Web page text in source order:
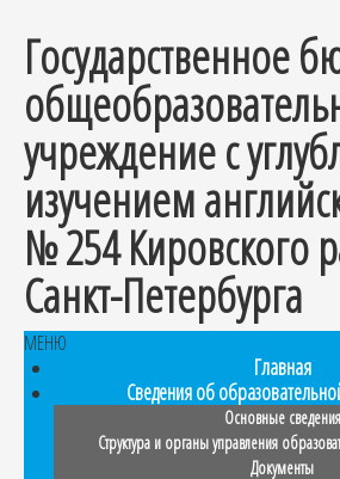
Государственное
учреждение с
изучением
№ 254 Кировского
Санкт-Петербурга
МЕНЮ
Главная
Сведения об
Основные сведения
Структура и органы управления
Документы